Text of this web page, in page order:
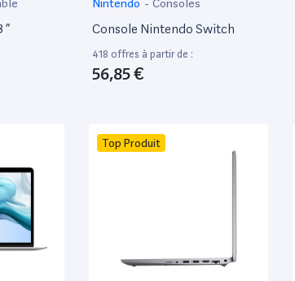
”
Nintendo - Consoles
Console Nintendo Switch
418 offres à partir de :
56,85 €
Top Produit